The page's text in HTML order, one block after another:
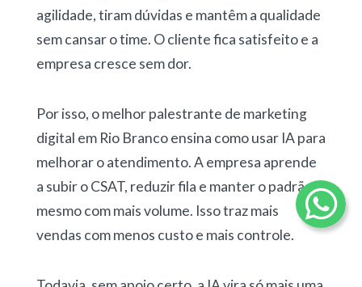
agilidade, tiram dúvidas e mantêm a qualidade
sem cansar o time. O cliente fica satisfeito e a
empresa cresce sem dor.
Por isso, o melhor palestrante de marketing
digital em Rio Branco ensina como usar IA para
melhorar o atendimento. A empresa aprende
a subir o CSAT, reduzir fila e manter o padrão
mesmo com mais volume. Isso traz mais
vendas com menos custo e mais controle.